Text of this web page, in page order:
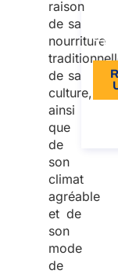
raison
de sa
nourriture
de sa
culture,
ainsi
que
de
son
climat
agréable
et de
son
mode
de